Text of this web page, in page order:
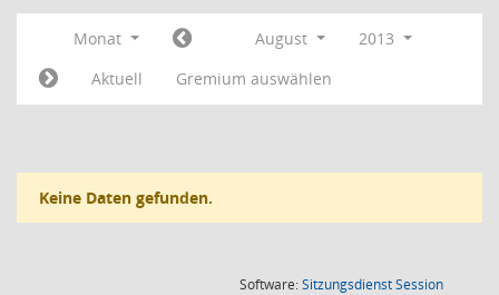
Monat August
2013
Aktuell
Gremium auswählen
Keine Daten gefunden.
Software:SitzungsdienstSession(Wird in